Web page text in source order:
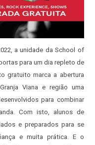
a unidade da School of
para um dia repleto de
gratuito marca a abertura
Viana e região uma
para combinar
Com isto, alunos de
e preparados para se
e muita prática. E o